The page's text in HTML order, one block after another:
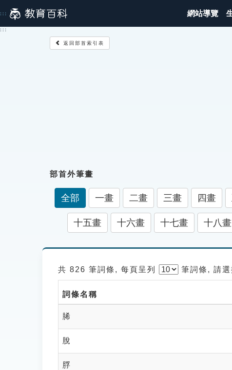
到
主
::: 網站導覽
:::
返回部首索引表
部首外筆畫
全部 一畫 二畫 三畫 四畫
十五畫 十六畫 十七畫 十八畫
共 826 筆詞條, 每頁呈列 筆詞條, 請選
詞條名稱
脪
脫
脬